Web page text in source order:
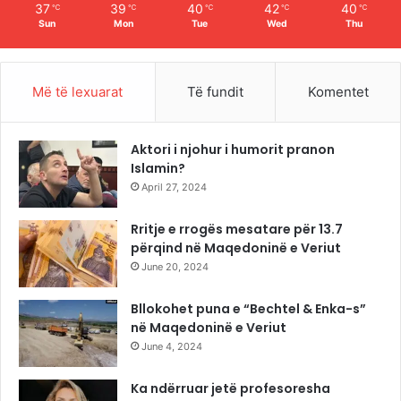
37 ℃
Sun
39 ℃
Mon
40 ℃
Tue
42 ℃
Wed
40 ℃
Thu
Më të lexuarat Të fundit Komentet
Aktori i njohur i humorit pranon
Islamin?
April 27, 2024
Rritje e rrogës mesatare për 13.7
përqind në Maqedoninë e Veriut
June 20, 2024
Bllokohet puna e “Bechtel & Enka-s”
në Maqedoninë e Veriut
June 4, 2024
Ka ndërruar jetë profesoresha